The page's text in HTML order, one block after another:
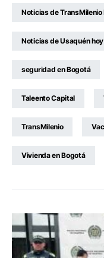
Noticias de TransMilenio
Noticias de Usaquén hoy
seguridad en Bogotá
Taleento Capital
TransMilenio
Vivienda en Bogotá